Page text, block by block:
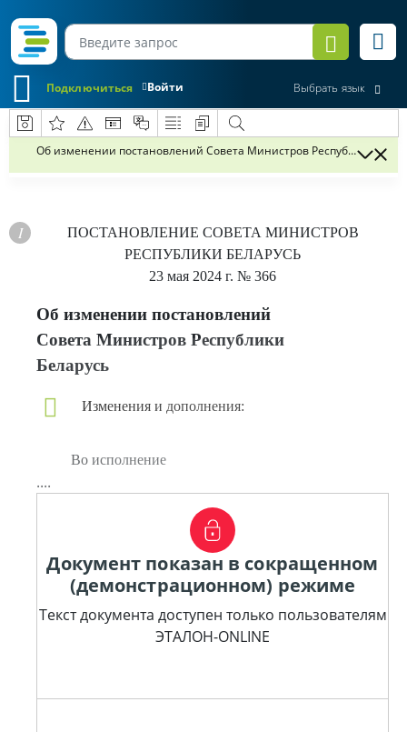
Войти
Подключиться Выбрать язык
Об изменении постановлений Совета Министров Республики
ПОСТАНОВЛЕНИЕ СОВЕТА МИНИСТРОВ
РЕСПУБЛИКИ БЕЛАРУСЬ
23 мая 2024 г. № 366
Об изменении постановлений
Совета Министров Республики
Беларусь
Изменения и дополнения:
Во исполнение
....
Документ показан в сокращенном
(демонстрационном) режиме
Текст документа доступен только пользователям
ЭТАЛОН-ONLINE